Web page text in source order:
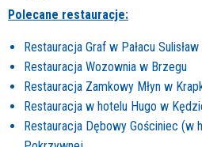
Polecane restauracje:
Restauracja Graf w Pałacu Sulisław
Restauracja Wozownia w Brzegu
Restauracja Zamkowy Młyn w
Restauracja w hotelu Hugo w
Restauracja Dębowy Gościniec (w